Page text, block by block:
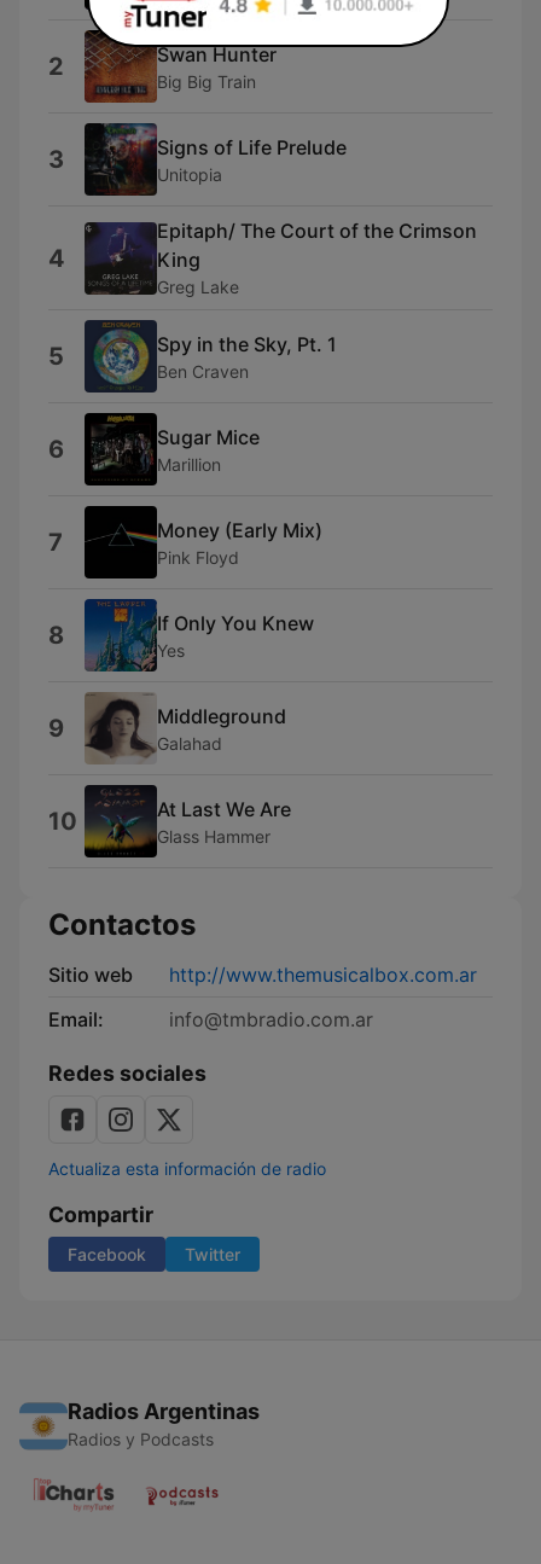
2 Swan Hunter
Big Big Train
3 Signs of Life Prelude
Unitopia
4
Epitaph/ The Court of the Crimson
King
Greg Lake
5 Spy in the Sky, Pt. 1
Ben Craven
6 Sugar Mice
Marillion
7 Money (Early Mix)
Pink Floyd
8 If Only You Knew
Yes
9 Middleground
Galahad
10 At Last We Are
Glass Hammer
Contactos
Sitio web
http://www.themusicalbox.com.ar
Email:
info@tmbradio.com.ar
Redes sociales
Actualiza esta información de radio
Compartir
Facebook Twitter
Radios Argentinas
Radios y Podcasts